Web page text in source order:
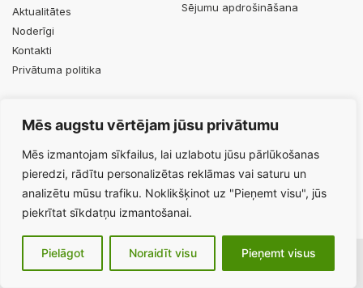
Mēs augstu vērtējam jūsu privātumu
Mēs izmantojam sīkfailus, lai uzlabotu jūsu pārlūkošanas
pieredzi, rādītu personalizētas reklāmas vai saturu un
analizētu mūsu trafiku. Noklikšķinot uz "Pieņemt visu", jūs
piekrītat sīkdatņu izmantošanai.
Pielāgot Noraidīt visu Pieņemt visus
Aktualitātes
Noderīgi
Kontakti
Privātuma politika
Sējumu apdrošināšana
Minerālmēsli
Augu aizsardzības līdzekļi
+371 29453063
info@durbesgrauds.lv
Celtnieku iela 1, Lieģi, Tadaiķu
pagasts, Dienvidkurzemes
novads, LV-3447
Visas tiesības aizsargātas © 2026 | durbesgrauds.lv
Mājas lapas izstrādātājs -https://mbc.lv